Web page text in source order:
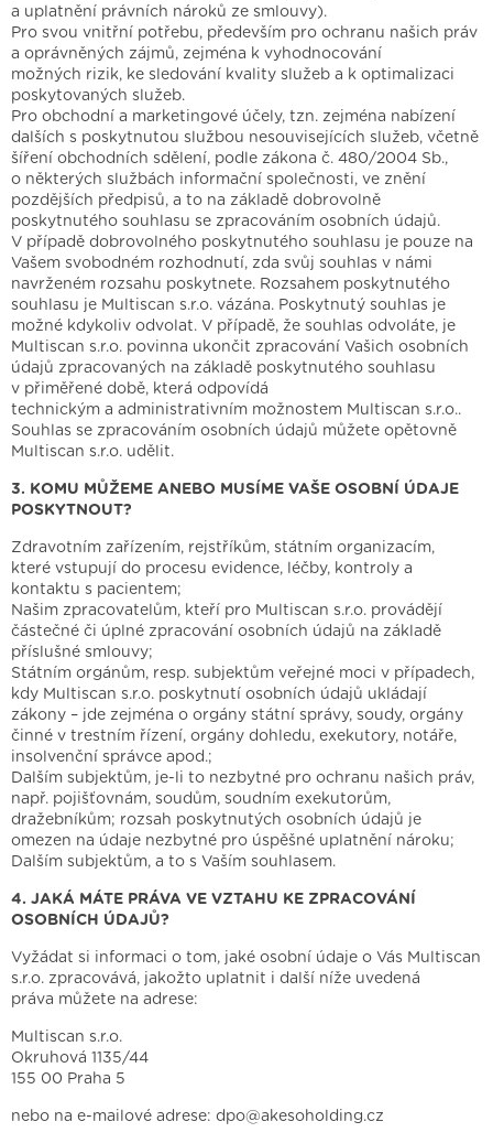
a uplatnění právních nároků ze smlouvy).
Pro svou vnitřní potřebu, především pro ochranu našich práv
a oprávněných zájmů, zejména k vyhodnocování
možných rizik, ke sledování kvality služeb a k optimalizaci
poskytovaných služeb.
Pro obchodní a marketingové účely, tzn. zejména nabízení
dalších s poskytnutou službou nesouvisejících služeb, včetně
šíření obchodních sdělení, podle zákona č. 480/2004 Sb.,
o některých službách informační společnosti, ve znění
pozdějších předpisů, a to na základě dobrovolně
poskytnutého souhlasu se zpracováním osobních údajů.
V případě dobrovolného poskytnutého souhlasu je pouze na
Vašem svobodném rozhodnutí, zda svůj souhlas v námi
navrženém rozsahu poskytnete. Rozsahem poskytnutého
souhlasu je Multiscan s.r.o. vázána. Poskytnutý souhlas je
možné kdykoliv odvolat. V případě, že souhlas odvoláte, je
Multiscan s.r.o. povinna ukončit zpracování Vašich osobních
údajů zpracovaných na základě poskytnutého souhlasu
v přiměřené době, která odpovídá
technickým a administrativním možnostem Multiscan s.r.o..
Souhlas se zpracováním osobních údajů můžete opětovně
Multiscan s.r.o. udělit.
3. KOMU MŮŽEME ANEBO MUSÍME VAŠE OSOBNÍ ÚDAJE
POSKYTNOUT?
Zdravotním zařízením, rejstříkům, státním organizacím,
které vstupují do procesu evidence, léčby, kontroly a
kontaktu s pacientem;
Našim zpracovatelům, kteří pro Multiscan s.r.o. provádějí
částečné či úplné zpracování osobních údajů na základě
příslušné smlouvy;
Státním orgánům, resp. subjektům veřejné moci v případech,
kdy Multiscan s.r.o. poskytnutí osobních údajů ukládají
zákony – jde zejména o orgány státní správy, soudy, orgány
činné v trestním řízení, orgány dohledu, exekutory, notáře,
insolvenční správce apod.;
Dalším subjektům, je-li to nezbytné pro ochranu našich práv,
např. pojišťovnám, soudům, soudním exekutorům,
dražebníkům; rozsah poskytnutých osobních údajů je
omezen na údaje nezbytné pro úspěšné uplatnění nároku;
Dalším subjektům, a to s Vaším souhlasem.
4. JAKÁ MÁTE PRÁVA VE VZTAHU KE ZPRACOVÁNÍ
OSOBNÍCH ÚDAJŮ?
Vyžádat si informaci o tom, jaké osobní údaje o Vás Multiscan
s.r.o. zpracovává, jakožto uplatnit i další níže uvedená
práva můžete na adrese:
Multiscan s.r.o.
Okruhová 1135/44
155 00 Praha 5
nebo na e-mailové adrese: dpo@akesoholding.cz